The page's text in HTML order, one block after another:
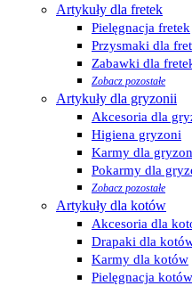
Artykuły dla fretek
Pielęgnacja fretek
Przysmaki dla
Zabawki dla
Zobacz pozostałe
Artykuły dla gryzonii
Akcesoria dla
Higiena gryzoni
Karmy dla
Pokarmy dla
Zobacz pozostałe
Artykuły dla kotów
Akcesoria dla
Drapaki dla
Karmy dla kotów
Pielęgnacja kotów